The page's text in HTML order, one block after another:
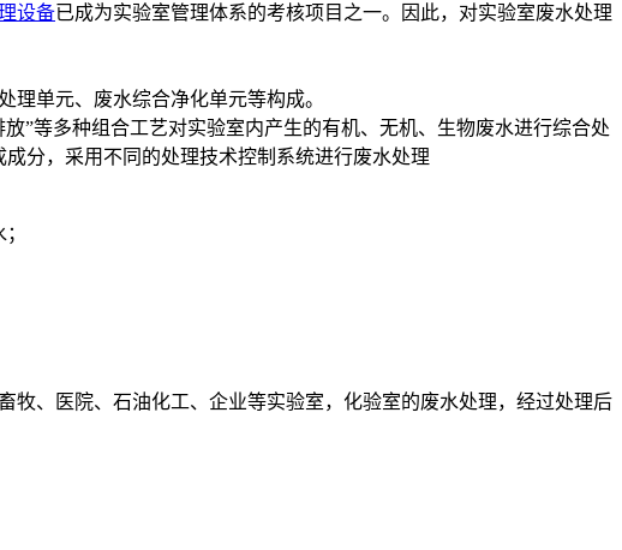
设备已成为实验室管理体系的考核项目之一。因此，对实验室废水处理
单元、废水综合净化单元等构成。
多种组合工艺对实验室内产生的有机、无机、生物废水进行综合处
分，采用不同的处理技术控制系统进行废水处理
、医院、石油化工、企业等实验室，化验室的废水处理，经过处理后